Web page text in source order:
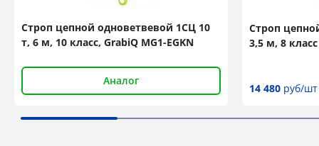
Строп цепной одноветвевой 1СЦ 10
т, 6 м, 10 класс, GrabiQ MG1-EGKN
Аналог
Строп
3,5 м, 8 класс
14 480 руб/шт